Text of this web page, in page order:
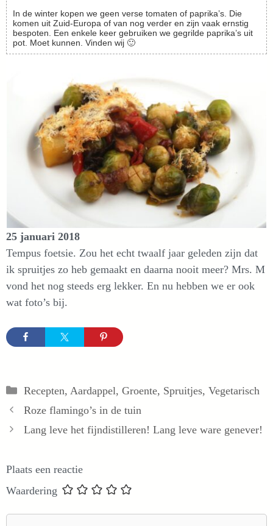
In de winter kopen we geen verse tomaten of paprika’s. Die
komen uit Zuid-Europa of van nog verder en zijn vaak ernstig
bespoten. Een enkele keer gebruiken we gegrilde paprika’s uit
pot. Moet kunnen. Vinden wij 🙂
25 januari 2018
Tempus foetsie. Zou het echt twaalf jaar geleden zijn dat
ik spruitjes zo heb gemaakt en daarna nooit meer? Mrs. M
vond het nog steeds erg lekker. En nu hebben we er ook
wat foto’s bij.
Categorieën
Recepten, Aardappel, Groente, Spruitjes, Vegetarisch
Roze flamingo’s in de tuin
Lang leve het fijndistilleren! Lang leve ware genever!
Plaats een reactie
Waardering